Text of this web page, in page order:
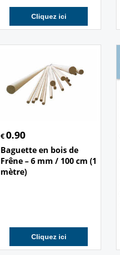
Cliquez ici
€0.90
Baguette en bois de
Frêne – 6 mm / 100 cm (1
mètre)
Cliquez ici